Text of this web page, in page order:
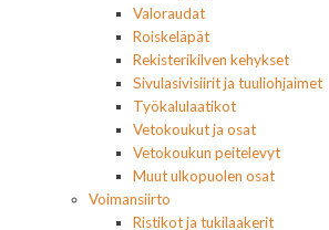
Valoraudat
Roiskeläpät
Rekisterikilven kehykset
Sivulasivisiirit ja tuuliohjaimet
Työkalulaatikot
Vetokoukut ja osat
Vetokoukun peitelevyt
Muut ulkopuolen osat
Voimansiirto
Ristikot ja tukilaakerit